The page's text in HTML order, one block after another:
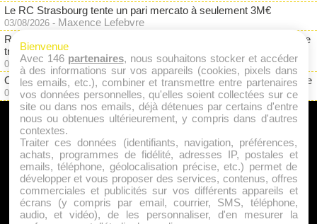
Le RC Strasbourg tente un pari mercato à seulement 3M€
03/08/2026 - Maxence Lefebvre
RC Lens : jurisprudence Eintracht Francfort, Dino Toppmöller reste
très prudent
03/08/2026 -Justin Favre
OM : Dupraz pointe du doigt un gros paradoxe financier à Marseille
02/08/2026 -Justin Favre
A PROPOS
Qui sommes nous ?
Mentions Légales
Publicité
Politique de Cookies
Bienvenue
Avec 146 partenaires, nous souhaitons stocker et accéder
à des informations sur vos appareils (cookies, pixels dans
les emails, etc.), combiner et transmettre entre partenaires
vos données personnelles, qu'elles soient collectées sur ce
site ou dans nos emails, déjà détenues par certains d'entre
nous ou obtenues ultérieurement, y compris dans d'autres
contextes.
Traiter ces données (identifiants, navigation, préférences,
achats, programmes de fidélité, adresses IP, postales et
emails, téléphone, géolocalisation précise, etc.) permet de
développer et vous proposer des services, contenus, offres
commerciales et publicités sur vos différents appareils et
écrans (y compris par email, courrier, SMS, téléphone,
audio, et vidéo), de les personnaliser, d'en mesurer la